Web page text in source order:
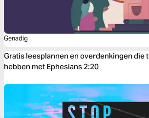
Genadig
Gratis leesplannen en overdenkingen die
hebben met Ephesians 2:20